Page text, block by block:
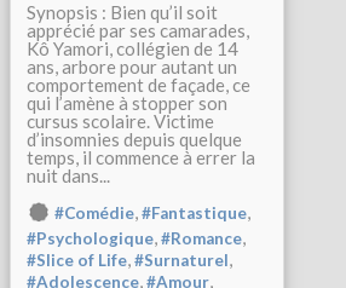
Synopsis : Bien qu’il soit
apprécié par ses camarades,
Kô Yamori, collégien de 14
ans, arbore pour autant un
comportement de façade, ce
qui l’amène à stopper son
cursus scolaire. Victime
d’insomnies depuis quelque
temps, il commence à errer la
nuit dans...
#Comédie,#Fantastique,
#Psychologique,#Romance,
#Slice of Life,#Surnaturel,
#Adolescence,#Amour,